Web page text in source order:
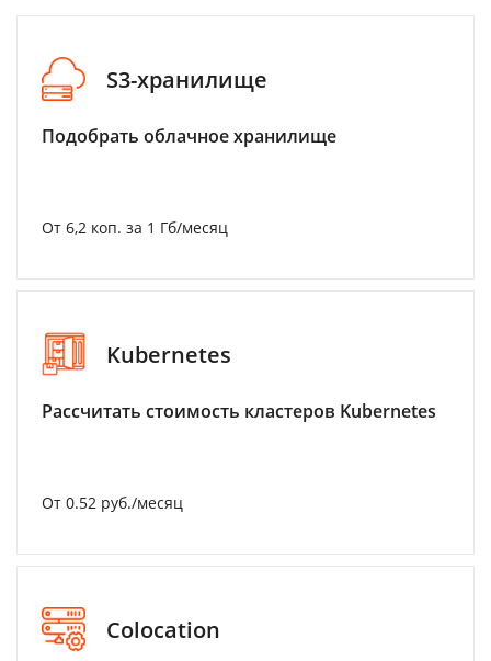
S3-хранилище
Подобрать облачное хранилище
От 6,2 коп. за 1 Гб/месяц
Kubernetes
Рассчитать стоимость кластеров Kubernetes
От 0.52 руб./месяц
Colocation